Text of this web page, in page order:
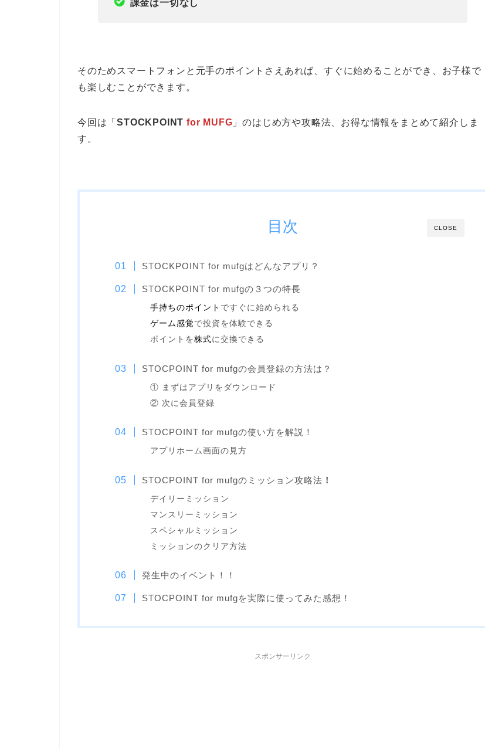
課金は一切なし
そのためスマートフォンと元手のポイントさえあれば、すぐに始めることができ、お子様で
も楽しむことができます。
今回は「STOCKPOINTfor MUFG 」のはじめ方や攻略法、お得な情報をまとめて紹介しま
す。
CLOSE
目次
STOCKPOINT for mufgはどんなアプリ？
STOCKPOINT for mufgの３つの特長
手持ちのポイント ですぐに始められる
ゲーム感覚 で投資を体験できる
ポイントを株式に交換できる
STOCPOINT for mufgの会員登録の方法は？
① まずはアプリをダウンロード
② 次に会員登録
STOCPOINT for mufgの使い方を解説！
アプリホーム画面の見方
STOCPOINT for mufgのミッション攻略法 ！
デイリーミッション
マンスリーミッション
スペシャルミッション
ミッションのクリア方法
発生中のイベント！！
STOCPOINT for mufgを実際に使ってみた感想！
スポンサーリンク